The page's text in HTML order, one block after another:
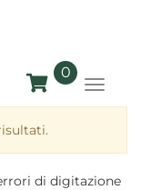
0prodotti
inseriti
di digitazione